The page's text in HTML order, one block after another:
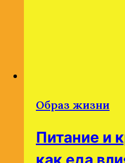
Образ жизни
Питание и
как еда